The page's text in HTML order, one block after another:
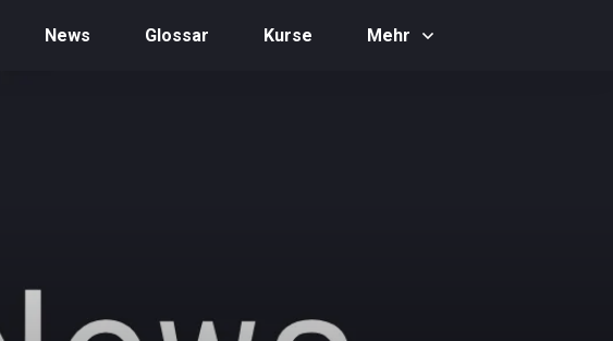
News Glossar Kurse Mehr